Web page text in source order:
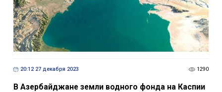
20:12 27 декабря 2023 1290
В Азербайджане земли водного фонда на Каспии